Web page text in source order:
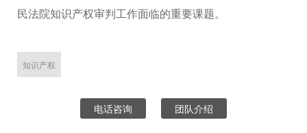
民法院知识产权审判工作面临的重要课题。
知识产权
电话咨询 团队介绍